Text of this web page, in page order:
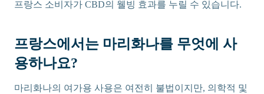
프랑스 소비자가 CBD의 웰빙 효과를 누릴 수 있습니다.
프랑스에서는 마리화나를 무엇에 사
용하나요?
마리화나의 여가용 사용은 여전히 불법이지만, 의학적 및